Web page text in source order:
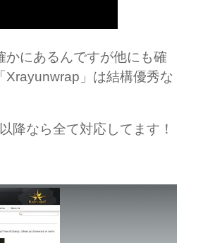
かにあるんですが他にも確
Xrayunwrap」は結構優秀な
降なら全て対応してます！